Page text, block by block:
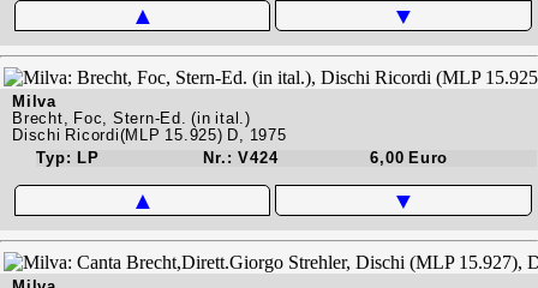
▲ ▼
Milva
Brecht, Foc, Stern-Ed. (in ital.)
Dischi Ricordi(MLP 15.925) D, 1975
Typ: LP
Nr.: V424 6,00 Euro
▲ ▼